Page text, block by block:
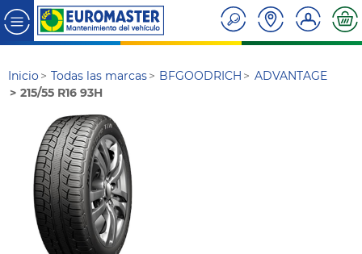
Inicio Todas las marcas BFGOODRICH
ADVANTAGE
215/55 R16 93H